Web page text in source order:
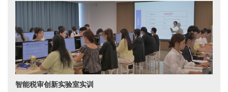
智能税审创新实验室实训